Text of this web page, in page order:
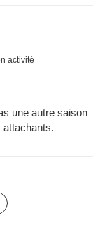
activité
une autre saison
attachants.